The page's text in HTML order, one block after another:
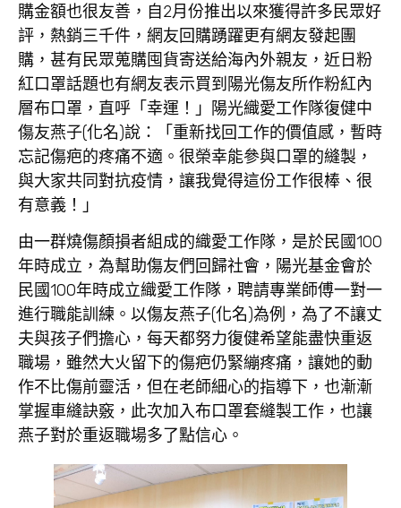
購金額也很友善，自2月份推出以來獲得許多民眾好
評，熱銷三千件，網友回購踴躍更有網友發起團
購，甚有民眾蒐購囤貨寄送給海內外親友，近日粉
紅口罩話題也有網友表示買到陽光傷友所作粉紅內
層布口罩，直呼「幸運！」陽光織愛工作隊復健中
傷友燕子(化名)說：「重新找回工作的價值感，暫時
忘記傷疤的疼痛不適。很榮幸能參與口罩的縫製，
與大家共同對抗疫情，讓我覺得這份工作很棒、很
有意義！」
由一群燒傷顏損者組成的織愛工作隊，是於民國100
年時成立，為幫助傷友們回歸社會，陽光基金會於
民國100年時成立織愛工作隊，聘請專業師傅一對一
進行職能訓練。以傷友燕子(化名)為例，為了不讓丈
夫與孩子們擔心，每天都努力復健希望能盡快重返
職場，雖然大火留下的傷疤仍緊繃疼痛，讓她的動
作不比傷前靈活，但在老師細心的指導下，也漸漸
掌握車縫訣竅，此次加入布口罩套縫製工作，也讓
燕子對於重返職場多了點信心。